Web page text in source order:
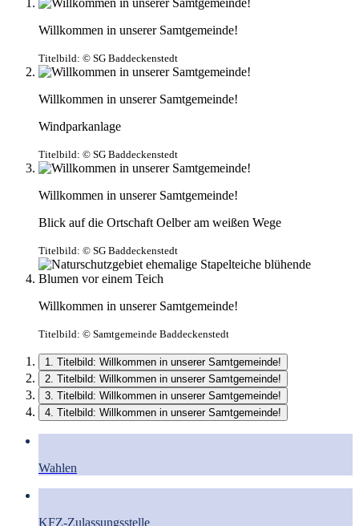
Willkommen in unserer Samtgemeinde!
Titelbild: © SG Baddeckenstedt
Willkommen in unserer Samtgemeinde!
Windparkanlage
Titelbild: © SG Baddeckenstedt
Willkommen in unserer Samtgemeinde!
Blick auf die Ortschaft Oelber am weißen Wege
Titelbild: © SG Baddeckenstedt
Willkommen in unserer Samtgemeinde!
Titelbild: © Samtgemeinde Baddeckenstedt
1. Titelbild: Willkommen in unserer Samtgemeinde!
2. Titelbild: Willkommen in unserer Samtgemeinde!
3. Titelbild: Willkommen in unserer Samtgemeinde!
4. Titelbild: Willkommen in unserer Samtgemeinde!
Wahlen
KFZ-Zulassungsstelle